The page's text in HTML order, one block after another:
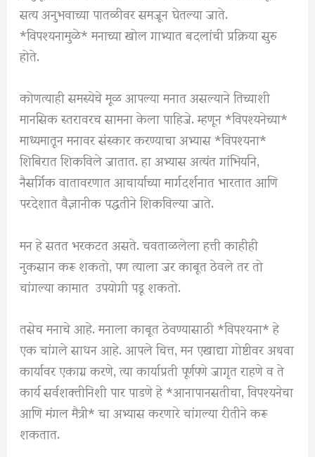
सत्य अनुभवाच्या पातळीवर समजून घेतल्या जाते.
*विपश्यनामुळे* मनाच्या खोल गाभ्यात बदलांची प्रक्रिया सुरु
होते.
कोणत्याही समस्येचे मूळ आपल्या मनात असल्याने तिच्याशी
मानसिक स्तरावरच सामना केला पाहिजे. म्हणून *विपश्यनेच्या*
माध्यमातून मनावर संस्कार करण्याचा अभ्यास *विपश्यना*
शिबिरात शिकविले जातात. हा अभ्यास अत्यंत गांभिर्याने,
नैसर्गिक वातावरणात आचार्याच्या मार्गदर्शनात भारतात आणि
परदेशात वैज्ञानीक पद्धतीने शिकविल्या जाते.
मन हे सतत भरकटत असते. चवताळलेला हत्ती काहीही
नुकसान करू शकतो, पण त्याला जर काबूत ठेवले तर तो
चांगल्या कामात उपयोगी पडू शकतो.
तसेच मनाचे आहे. मनाला काबूत ठेवण्यासाठी *विपश्यना* हे
एक चांगले साधन आहे. आपले चित्त, मन एखाद्या गोष्टीवर अथवा
कार्यावर एकाग्र करणे, त्या कार्याप्रती पूर्णपणे जागृत राहणे व ते
कार्य सर्वशक्तीनिशी पार पाडणे हे *आनापानसतीचा, विपश्यनेचा
आणि मंगल मैत्री* चा अभ्यास करणारे चांगल्या रीतीने करू
शकतात.